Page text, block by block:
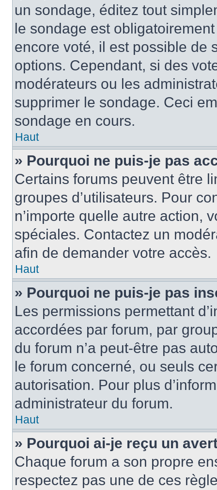
un sondage, éditez tout
le sondage est
encore voté, il est possible de
options. Cependant, si des
modérateurs ou les
supprimer le sondage. Ceci
sondage en cours.
Haut
» Pourquoi ne puis-je pas
Certains forums peuvent être
groupes d’utilisateurs. Pour
n’importe quelle autre action,
spéciales. Contactez un
afin de demander votre accès.
Haut
» Pourquoi ne puis-je pas
Les permissions permettant
accordées par forum, par
du forum n’a peut-être pas
le forum concerné, ou seuls
autorisation. Pour plus
administrateur du forum.
Haut
» Pourquoi ai-je reçu un
Chaque forum a son propre
respectez pas une de ces